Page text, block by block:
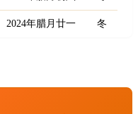
2024年腊月廿一 冬